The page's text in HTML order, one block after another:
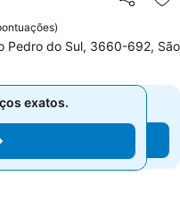
Partilhar
)
Pedro do Sul, 3660-692, São
exatos.
exatos.